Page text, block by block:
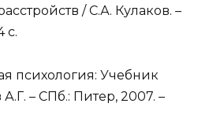
/ С.А. Кулаков. –
с.
психология: Учебник
– СПб.: Питер, 2007. –